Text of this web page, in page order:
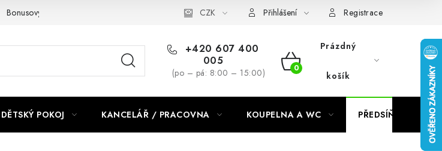
Bonusový program NBM+ CZK Přihlášení Registrace
+420 607 400
005
(po – pá: 8:00 – 15:00)
NÁKUPNÍ
Prázdný
košík
DĚTSKÝ POKOJ KANCELÁŘ / PRACOVNA KOUPELNA A WC PŘEDSÍŇ